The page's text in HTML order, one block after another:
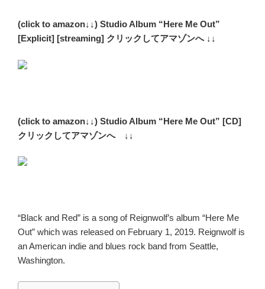
(click to amazon↓↓) Studio Album “Here Me Out”
[Explicit] [streaming] クリックしてアマゾンへ ↓↓
(click to amazon↓↓) Studio Album “Here Me Out” [CD]
クリックしてアマゾンへ ↓↓
“Black and Red” is a song of Reignwolf’s album “Here Me
Out” which was released on February 1, 2019. Reignwolfis
an American indie and blues rock band from Seattle,
Washington.